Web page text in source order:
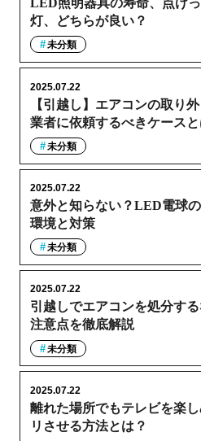
LED照明器具の寿命、点け
灯、どちらが良い？
未分類
【引越し】エアコンの取り
業者に依頼するべきケースと
2025.07.22
未分類
意外と知らない？LED電球
環境と対策
2025.07.22
未分類
引越しでエアコンを処分す
注意点を徹底解説
2025.07.22
未分類
離れた場所でもテレビを楽
リさせる方法とは？
2025.07.22